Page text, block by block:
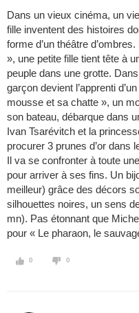
Dans un vieux cinéma, un
fille inventent des histoires
forme d’un théâtre
», une petite fille tient tête à
peuple dans une grotte.
garçon devient l’apprenti
mousse et sa chatte », un
son bateau, débarque dans
Ivan Tsarévitch et la
procurer 3 prunes d’or dans
Il va se confronter à toute
pour arriver à ses fins. Un
meilleur) grâce des décors
silhouettes noires, un sens
mn). Pas étonnant que
pour « Le pharaon, le
0 0